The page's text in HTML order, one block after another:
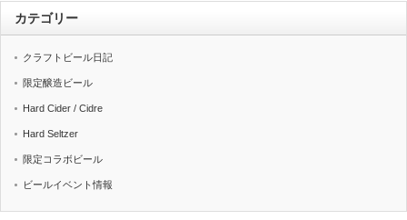
カテゴリー
クラフトビール日記
限定醸造ビール
Hard Cider / Cidre
Hard Seltzer
限定コラボビール
ビールイベント情報